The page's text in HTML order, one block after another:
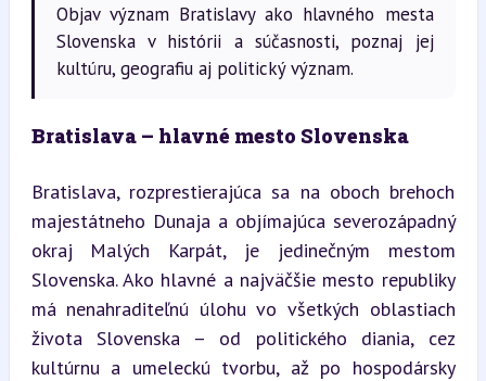
Objav význam Bratislavy ako hlavného mesta
Slovenska v histórii a súčasnosti, poznaj jej
kultúru, geografiu aj politický význam.
Bratislava – hlavné mesto Slovenska
Bratislava, rozprestierajúca sa na oboch brehoch
majestátneho Dunaja a objímajúca severozápadný
okraj Malých Karpát, je jedinečným mestom
Slovenska. Ako hlavné a najväčšie mesto republiky
má nenahraditeľnú úlohu vo všetkých oblastiach
života Slovenska – od politického diania, cez
kultúrnu a umeleckú tvorbu, až po hospodársky